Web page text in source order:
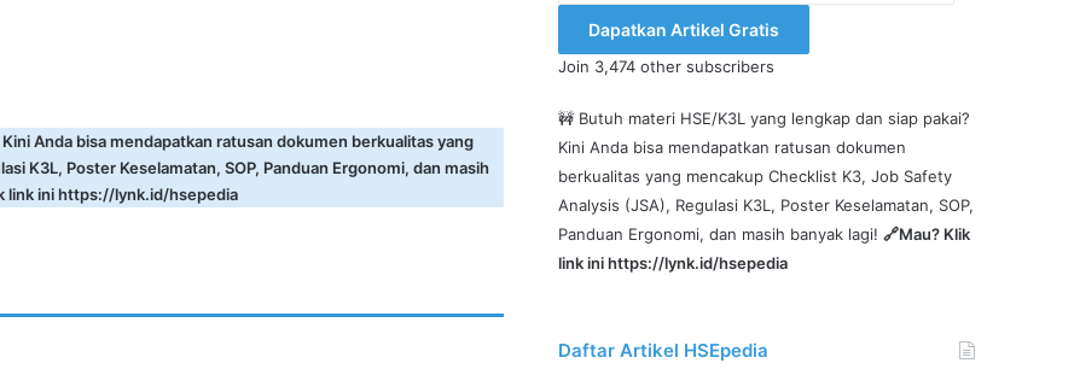
Anda bisa mendapatkan ratusan dokumen berkualitas yang
K3L, Poster Keselamatan, SOP, Panduan Ergonomi, dan masih
link inihttps://lynk.id/hsepedia
Anda
disini
Dapatkan Artikel Gratis
Join 3,474 other subscribers
🚧 Butuh materi HSE/K3L yang lengkap dan siap pakai?
Kini Anda bisa mendapatkan ratusan dokumen
berkualitas yang mencakup Checklist K3, Job Safety
Analysis (JSA), Regulasi K3L, Poster Keselamatan, SOP,
Panduan Ergonomi, dan masih banyak lagi!🔗Mau? Klik
link inihttps://lynk.id/hsepedia
Daftar Artikel HSEpedia